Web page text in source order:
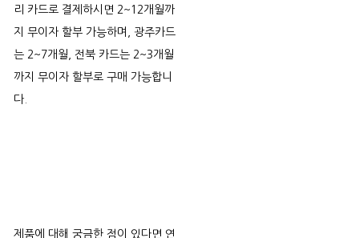
리 카드로 결제하시면 2~12개월까
지 무이자 할부 가능하며, 광주카드
는 2~7개월, 전북 카드는 2~3개월
까지 무이자 할부로 구매 가능합니
다.
제품에 대해 궁금한 점이 있다면 연